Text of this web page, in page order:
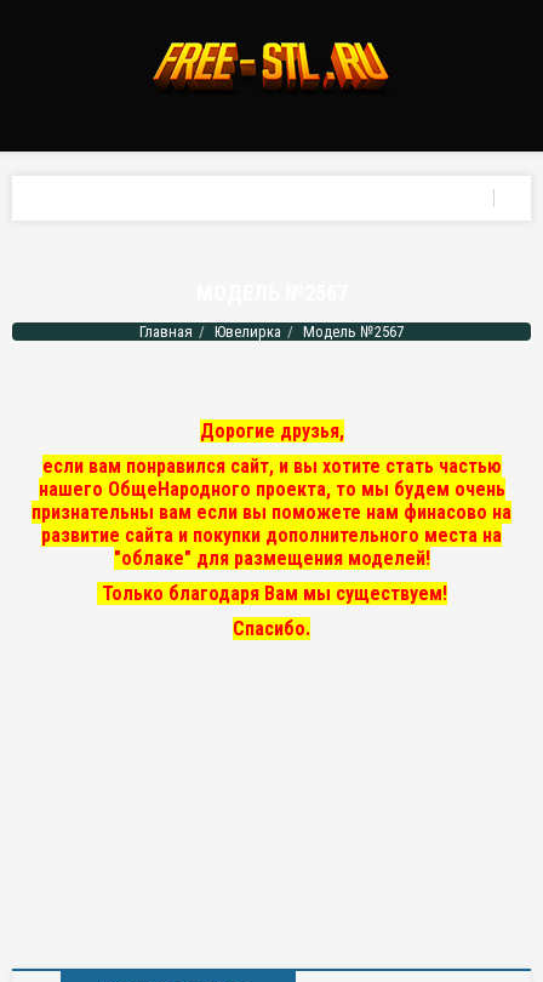
Главная Ювелирка Модель №2567
Дорогие друзья,
если вам понравился сайт, и вы хотите стать частью
нашего ОбщеНародного проекта, то мы будем очень
признательны вам если вы поможете нам финасово на
развитие сайта и покупки дополнительного места на
"облаке" для размещения моделей!
Только благодаря Вам мы существуем!
Спасибо.